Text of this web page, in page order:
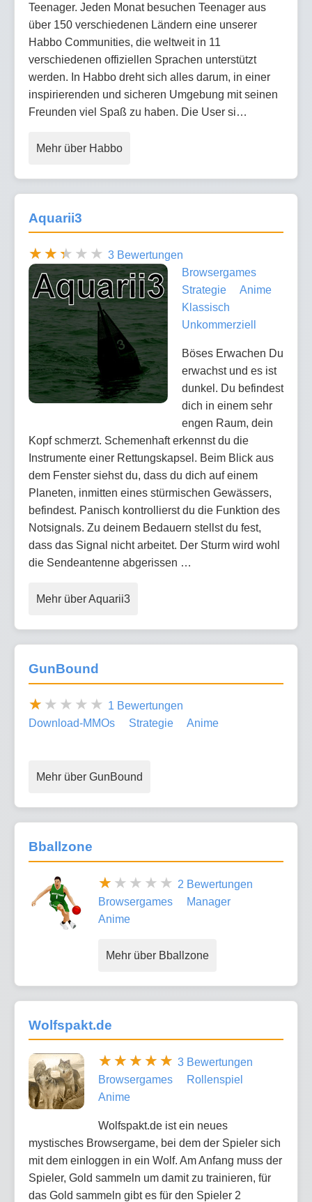
Teenager. Jeden Monat besuchen Teenager aus
über 150 verschiedenen Ländern eine unserer
Habbo Communities, die weltweit in 11
verschiedenen offiziellen Sprachen unterstützt
werden. In Habbo dreht sich alles darum, in einer
inspirierenden und sicheren Umgebung mit seinen
Freunden viel Spaß zu haben. Die User si…
Mehr über Habbo
Aquarii3
3 Bewertungen
Browsergames
Strategie
Anime
Klassisch
Unkommerziell
Böses Erwachen Du
erwachst und es ist
dunkel. Du befindest
dich in einem sehr
engen Raum, dein
Kopf schmerzt. Schemenhaft erkennst du die
Instrumente einer Rettungskapsel. Beim Blick aus
dem Fenster siehst du, dass du dich auf einem
Planeten, inmitten eines stürmischen Gewässers,
befindest. Panisch kontrollierst du die Funktion des
Notsignals. Zu deinem Bedauern stellst du fest,
dass das Signal nicht arbeitet. Der Sturm wird wohl
die Sendeantenne abgerissen …
Mehr über Aquarii3
GunBound
1 Bewertungen
Download-MMOs
Strategie Anime
Mehr über GunBound
Bballzone
2 Bewertungen
Browsergames
Manager
Anime
Mehr über Bballzone
Wolfspakt.de
3 Bewertungen
Browsergames
Rollenspiel
Anime
Wolfspakt.de ist ein neues
mystisches Browsergame, bei dem der Spieler sich
mit dem einloggen in ein Wolf. Am Anfang muss der
Spieler, Gold sammeln um damit zu trainieren, für
das Gold sammeln gibt es für den Spieler 2